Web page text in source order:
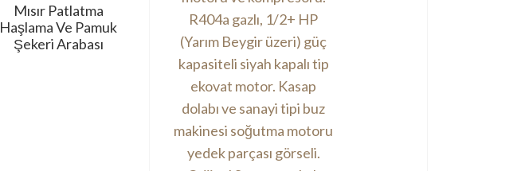
Mısır Patlatma
Haşlama Ve Pamuk
Şekeri Arabası